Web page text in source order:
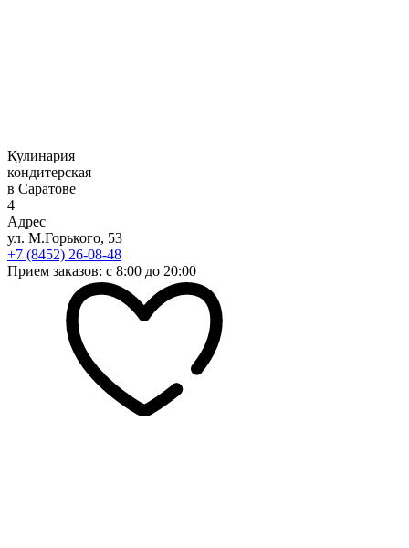
Кулинария
кондитерская
в Саратове
4
Адрес
ул. М.Горького, 53
+7 (8452) 26-08-48
Прием заказов: с 8:00 до 20:00